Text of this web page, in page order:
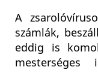
A
számlák,
eddig is